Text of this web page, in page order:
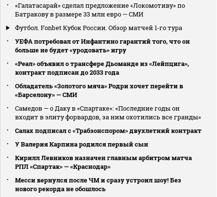
«Галатасарай» сделал предложение «Локомотиву» по
Батракову в размере 33 млн евро — СМИ
Футбол. Fonbet Кубок России. Обзор матчей 1-го тура
УЕФА потребовал от Инфантино гарантий того, что он
больше не будет «уродовать» игру
«Реал» объявил о трансфере Дьоманде из «Лейпцига»,
контракт подписан до 2033 года
Обладатель «Золотого мяча» Родри хочет перейти в
«Барселону» — СМИ
Самедов — о Даку в «Спартаке»: «Последние годы он
входит в элиту форвардов, за ним охотились все гранды»
Салах подписал с «Трабзонспором» двухлетний контракт
У Валерия Карпина родился первый сын
Кирилл Левников назначен главным арбитром матча
РПЛ «Спартак» — «Краснодар»
Месси вернулся после ЧМ и сразу устроил шоу! Без
нового рекорда не обошлось